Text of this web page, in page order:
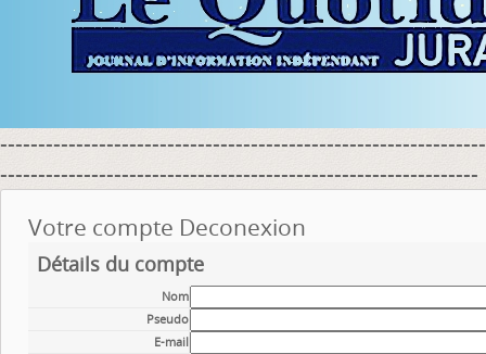
---------------------------------------------------------------
Votre compte Deconexion
Détails du compte
Nom
Pseudo
E-mail